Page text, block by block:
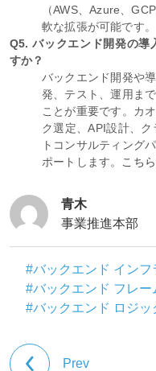
（AWS、Azure、
軟な拡張が可能です。
Q5. バックエンド開発の導
すか？
バックエンド開発や
発、テスト、運用ま
ことが重要です。カ
ク選定、API設計、
トコンサルティング
ポートします。 こち
青木
事業推進本部
#バックエンド インフ
#バックエンド フレー
#バックエンド ロジッ
Prev